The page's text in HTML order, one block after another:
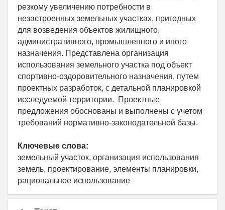
резкому увеличению потребности в
незастроенных земельных участках, пригодных
для возведения объектов жилищного,
административного, промышленного и иного
назначения. Представлена организация
использования земельного участка под объект
спортивно-оздоровительного назначения, путем
проектных разработок, с детальной планировкой
исследуемой территории. Проектные
предложения обоснованы и выполнены с учетом
требований нормативно-законодательной базы.
Ключевые слова:
земельный участок, организация использования
земель, проектирование, элементы планировки,
рациональное использование